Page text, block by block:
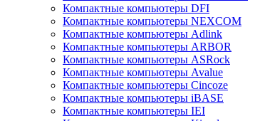
Компактные компьютеры DFI
Компактные компьютеры NEXCOM
Компактные компьютеры Adlink
Компактные компьютеры ARBOR
Компактные компьютеры ASRock
Компактные компьютеры Avalue
Компактные компьютеры Cincoze
Компактные компьютеры iBASE
Компактные компьютеры IEI